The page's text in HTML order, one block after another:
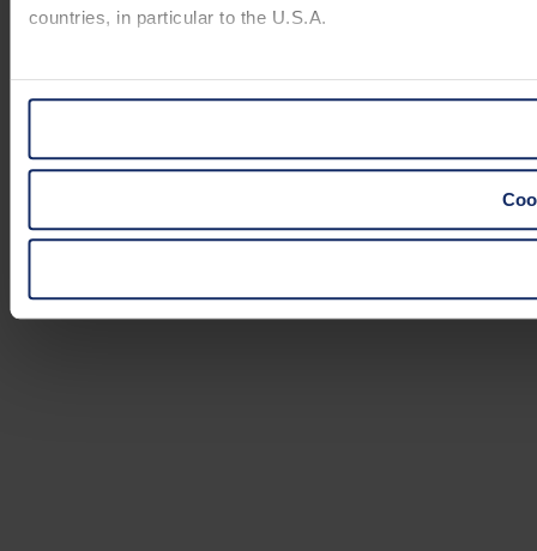
countries, in particular to the U.S.A.
You can consent to the use of non-essential cookies by
website).